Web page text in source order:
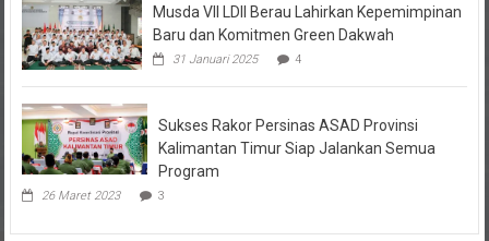
Baru dan Komitmen Green Dakwah
31 Januari 2025 4
Kalimantan Timur Siap Jalankan Semua
Program
26 Maret 2023 3